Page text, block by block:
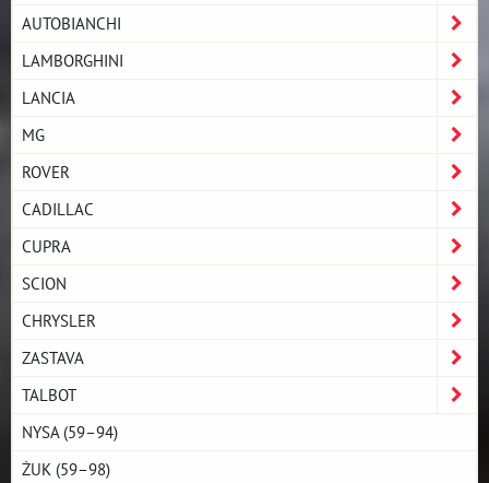
AUTOBIANCHI
LAMBORGHINI
LANCIA
MG
ROVER
CADILLAC
CUPRA
SCION
CHRYSLER
ZASTAVA
TALBOT
NYSA (59–94)
ŻUK (59–98)